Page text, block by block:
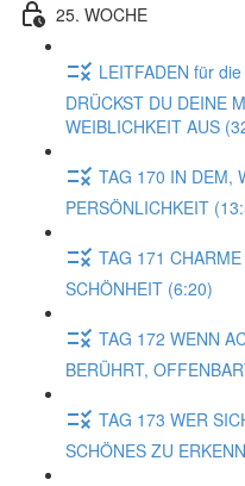
25. WOCHE
LEITFADEN für
DRÜCKST DU DEINE
WEIBLICHKEIT AUS
TAG 170 IN DEM,
PERSÖNLICHKEIT
TAG 171
SCHÖNHEIT (6:20)
TAG 172 WENN
BERÜHRT,
TAG 173 WER
SCHÖNES ZU